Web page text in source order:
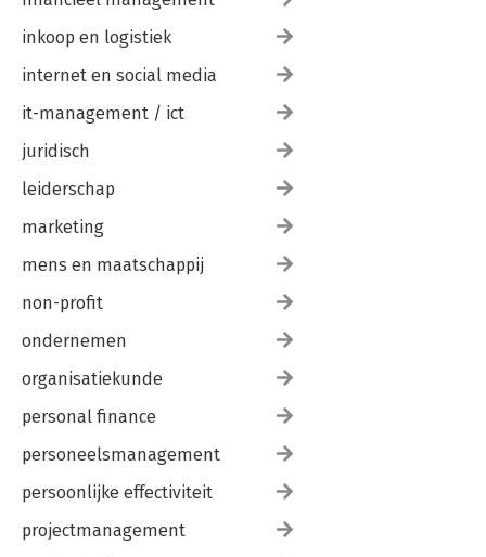
• Andere meetinstrumenten
14. Een nieuwe manier van zakendoen 196
De opkomst van ethische markten • Het proces is het nieuwe
andere visie op winst • Benefit • Prudentie • Begin met het ‘wat’
Dankwoord 213
Bronnen 217
Over de auteurs 218
inkoop en logistiek
internet en social media
it-management / ict
juridisch
leiderschap
marketing
mens en maatschappij
non-profit
ondernemen
organisatiekunde
personal finance
personeelsmanagement
persoonlijke effectiviteit
projectmanagement